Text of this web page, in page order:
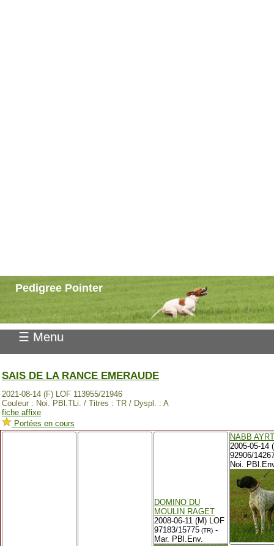
Pedigree Pointer
☰ Menu
SAIS DE LA RANCE EMERAUDE
2021-08-14 (F) LOF 113955/21946
Couleur : Noi. PBl.TLi. / Titres : TR / Dyspl. : A
fiche affixe
Portées en cours
DOMINO DU
MOULIN RAGET
2008-06-11 (M) LOF
97183/15775 (TR) -
Mar. PBl.Env.
NABB
2005-05-14
92906/
Noi.